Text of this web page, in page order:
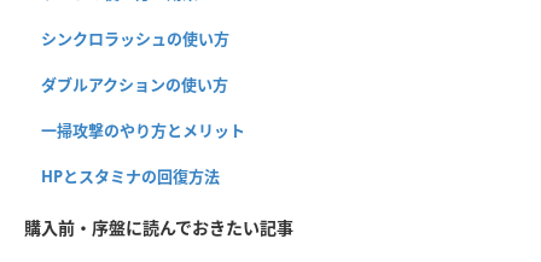
シンクロラッシュの使い方
ダブルアクションの使い方
一掃攻撃のやり方とメリット
HPとスタミナの回復方法
購入前・序盤に読んでおきたい記事